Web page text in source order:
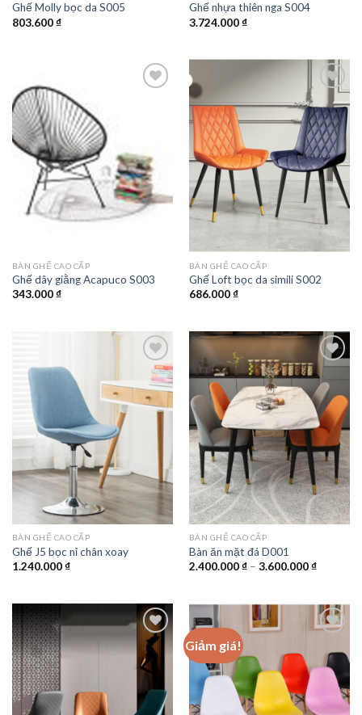
Ghế Molly bọc da S005
803.600₫
Ghế nhựa thiên nga S004
3.724.000₫
BÀN GHẾ CAO CẤP
Ghế dây giằng Acapuco S003
343.000₫
Add to
wishlist
BÀN GHẾ CAO CẤP
Ghế Loft bọc da simili S002
686.000₫
Add to
wishlist
BÀN GHẾ CAO CẤP
Ghế J5 bọc nỉ chân xoay
1.240.000₫
Add to
wishlist
BÀN GHẾ CAO CẤP
Bàn ăn mặt đá D001
2.400.000₫ – 3.600.000₫Khoảng
đến
Add to
Giảm giá!
Add to
wishlist